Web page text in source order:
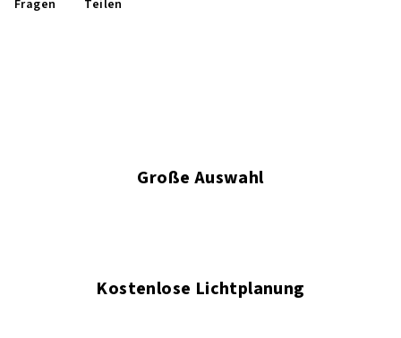
Fragen Teilen
Große Auswahl
Kostenlose Lichtplanung